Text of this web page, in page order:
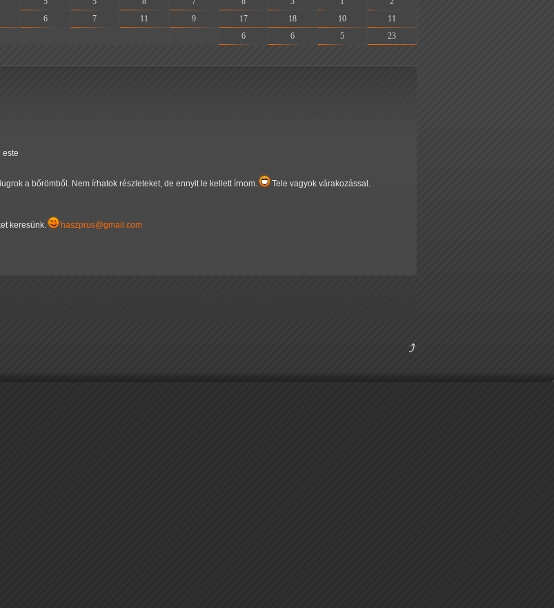
6 7 11 9 17 18 10
11
6 6 5 23
este
a bőrömből. Nem írhatok részleteket, de ennyit le kellett írnom. Tele vagyok várakozással.
keresünk. haszprus@gmail.com